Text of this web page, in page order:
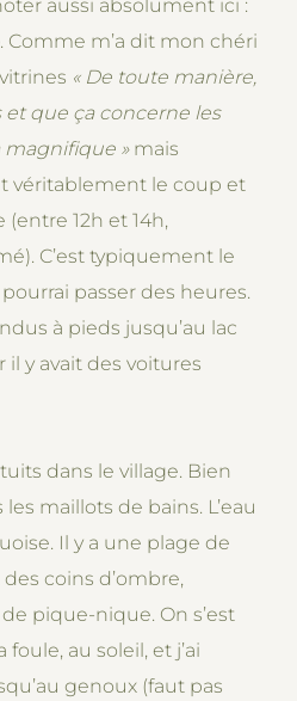
aussi absolument ici :
. Comme m’a dit mon chéri
« De toute manière,
et que ça concerne les
magnifique »mais
véritablement le coup et
(entre 12h et 14h,
C’est typiquement le
passer des heures.
à pieds jusqu’au lac
y avait des voitures
dans le village. Bien
maillots de bains. L’eau
Il y a une plage de
coins d’ombre,
pique-nique. On s’est
foule, au soleil, et j’ai
genoux (faut pas